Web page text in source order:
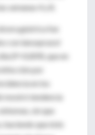
semanas 4 y 8.
gástrica fue
con lansoprazol
(P=0,009), que en
por
en los
mostró tendencia
sin que
haciendo que éste